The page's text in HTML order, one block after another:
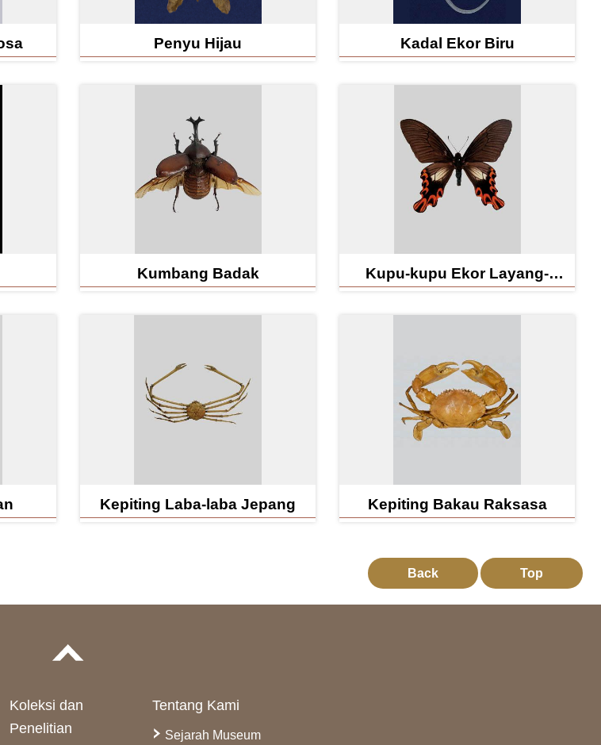
Penyu Hijau Kadal Ekor Biru
Kumbang Badak
Kupu-kupu Ekor Layang-
Kepiting Laba-laba Jepang Kepiting Bakau Raksasa
Back Top
Koleksi dan
Penelitian
Tentang Kami
Sejarah Museum